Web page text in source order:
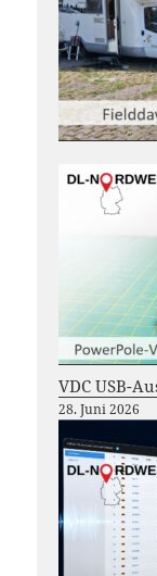
VDC USB-
28. Juni 2026